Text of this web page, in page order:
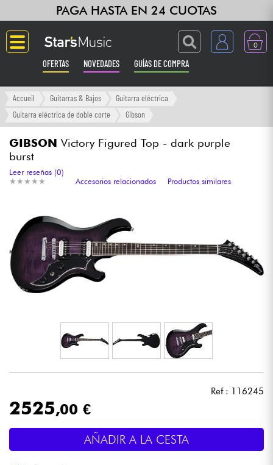
PAGA HASTA EN 24 CUOTAS
0
OFERTAS NOVEDADES GUÍAS DE COMPRA
Langue
Sintetizadores & samplers
Grabación
Auriculares
Luces
Batería y percusión
Accueil Guitarras & Bajos
Guitarra eléctrica
Guitarra eléctrica de doble corte
Gibson
GIBSON Victory Figured Top - dark purple
burst
★ ★ ★ ★ ★
★ ★ ★ ★ ★
Leer reseñas (0)
Accesorios relacionados
Productos similares
Ref : 116245
2525,00 €
AÑADIR A LA CESTA